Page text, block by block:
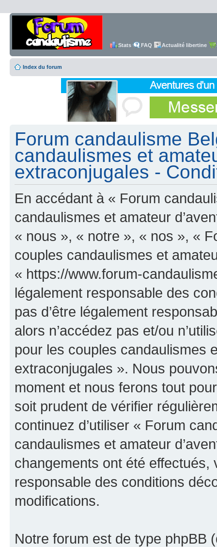
Stats FAQ Actualité libertine
Index du forum
Forum candaulisme
candaulismes et
extraconjugales -
En accédant à « Forum
candaulismes et amateur
« nous », « notre », « nos », «
couples candaulismes et
« https://www.forum-
légalement responsable des
pas d’être légalement
alors n’accédez pas et/ou
pour les couples candaulismes
extraconjugales ». Nous
moment et nous ferons tout
soit prudent de vérifier
continuez d’utiliser « Forum
candaulismes et amateur
changements ont été effectués,
responsable des conditions
modifications.
Notre forum est de type phpBB